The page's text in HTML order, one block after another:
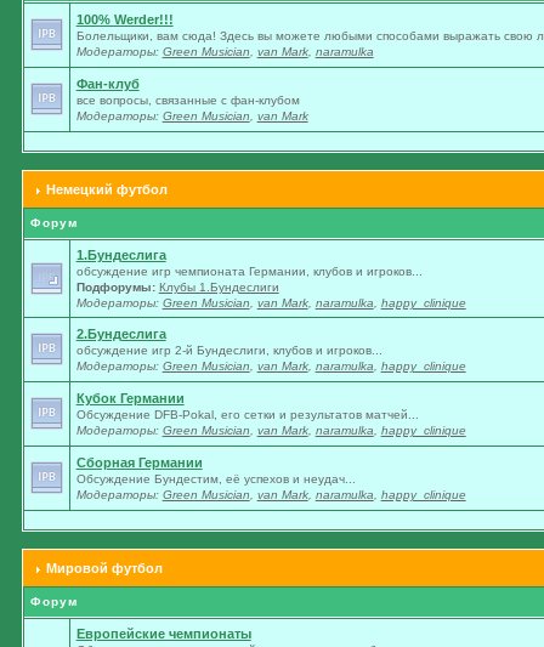
100% Werder!!!
Болельщики, вам сюда! Здесь вы можете любыми способами выражать свою
Модераторы: Green Musician van Mark, naramulka
Фан-клуб
все вопросы, связанные с фан-клубом
Модераторы: Green Musician van Mark
Немецкий футбол
Форум
1.Бундеслига
обсуждение игр чемпионата Германии, клубов и игроков...
Подфорумы: Клубы 1.Бундеслиги
Модераторы: Green Musician van Mark, naramulka happy_clinique
2.Бундеслига
обсуждение игр 2-й Бундеслиги, клубов и игроков...
Модераторы: Green Musician van Mark, naramulka happy_clinique
Кубок Германии
Обсуждение DFB-Pokal, его сетки и результатов матчей...
Модераторы: Green Musician van Mark, naramulka happy_clinique
Сборная Германии
Обсуждение Бундестим, её успехов и неудач...
Модераторы: Green Musician van Mark, naramulka happy_clinique
Мировой футбол
Форум
Европейские чемпионаты